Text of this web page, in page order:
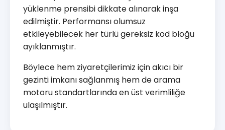
yüklenme prensibi dikkate alınarak inşa
edilmiştir. Performansı olumsuz
etkileyebilecek her türlü gereksiz kod bloğu
ayıklanmıştır.
Böylece hem ziyaretçilerimiz için akıcı bir
gezinti imkanı sağlanmış hem de arama
motoru standartlarında en üst verimliliğe
ulaşılmıştır.